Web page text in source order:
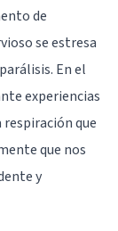
de
se estresa
En el
experiencias
que
que nos
y